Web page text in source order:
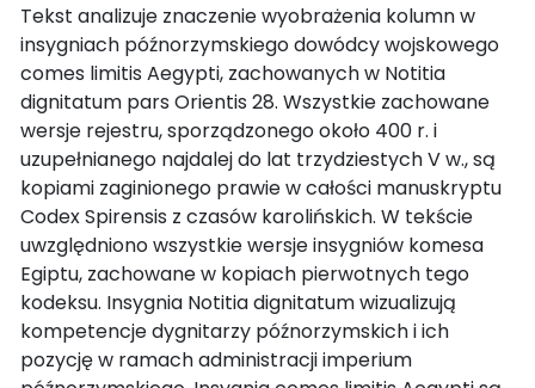
Tekst analizuje znaczenie wyobrażenia kolumn w
insygniach późnorzymskiego dowódcy wojskowego
comes limitis Aegypti, zachowanych w Notitia
dignitatum pars Orientis 28. Wszystkie zachowane
wersje rejestru, sporządzonego około 400 r. i
uzupełnianego najdalej do lat trzydziestych V w., są
kopiami zaginionego prawie w całości manuskryptu
Codex Spirensis z czasów karolińskich. W tekście
uwzględniono wszystkie wersje insygniów komesa
Egiptu, zachowane w kopiach pierwotnych tego
kodeksu. Insygnia Notitia dignitatum wizualizują
kompetencje dygnitarzy późnorzymskich i ich
pozycję w ramach administracji imperium